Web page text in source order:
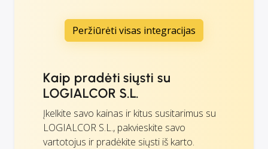
Peržiūrėti visas integracijas
Kaip pradėti siųsti su
LOGIALCOR S.L.
Įkelkite savo kainas ir kitus susitarimus su
LOGIALCOR S.L., pakvieskite savo
vartotojus ir pradėkite siųsti iš karto.